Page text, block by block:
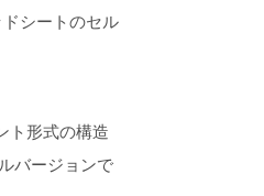
シートのセル
ト形式の構造
バージョンで